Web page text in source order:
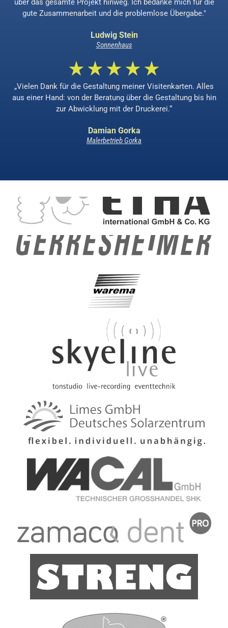
gute Zusammenarbeit und die problemlose Übergabe."
Ludwig Stein
Sonnenhaus
„Vielen Dank für die Gestaltung meiner Visitenkarten. Alles
aus einer Hand: von der Beratung über die Gestaltung bis hin
zur Abwicklung mit der Druckerei.“
Damian Gorka
Malerbetrieb Gorka